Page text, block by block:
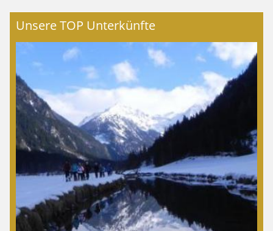
Unsere TOP Unterkünfte